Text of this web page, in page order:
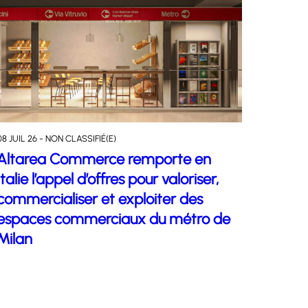
JUIL 26 - NON CLASSIFIÉ(E)
Commerce remporte en
l’appel d’offres pour valoriser,
et exploiter des
commerciaux du métro de